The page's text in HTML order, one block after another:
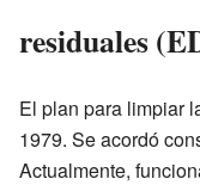
residuales
El plan para limpiar
1979. Se acordó
Actualmente,